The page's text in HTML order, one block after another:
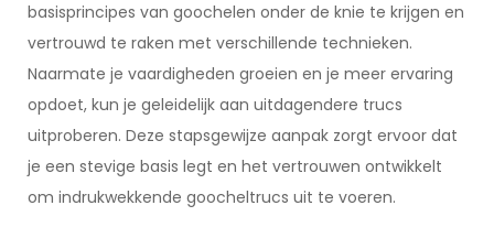
basisprincipes van goochelen onder de knie te krijgen en
vertrouwd te raken met verschillende technieken.
Naarmate je vaardigheden groeien en je meer ervaring
opdoet, kun je geleidelijk aan uitdagendere trucs
uitproberen. Deze stapsgewijze aanpak zorgt ervoor dat
je een stevige basis legt en het vertrouwen ontwikkelt
om indrukwekkende goocheltrucs uit te voeren.